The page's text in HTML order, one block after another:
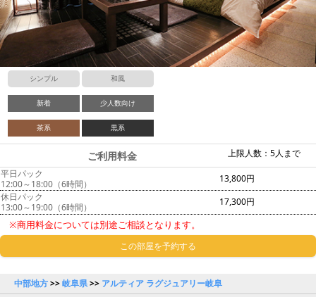
シンプル 和風
新着 少人数向け
茶系 黒系
上限人数：5人まで
ご利用料金
平日パック
12:00～18:00（6時間）
13,800円
休日パック
13:00～19:00（6時間）
17,300円
※商用料金については別途ご相談となります。
この部屋を予約する
中部地方>>岐阜県>> アルティア ラグジュアリー岐阜